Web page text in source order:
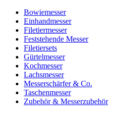
Bowiemesser
Einhandmesser
Filetiermesser
Feststehende Messer
Filetiersets
Gürtelmesser
Kochmesser
Lachsmesser
Messerschärfer & Co.
Taschenmesser
Zubehör & Messerzubehör